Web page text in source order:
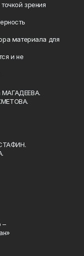
зрения
материала для
и не
МАГАДЕЕВА.
–